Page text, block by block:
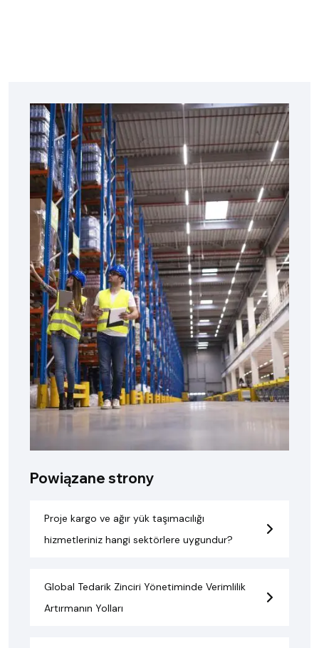
Powiązane strony
Proje kargo ve ağır yük taşımacılığı
hizmetleriniz hangi sektörlere uygundur?
Global Tedarik Zinciri Yönetiminde Verimlilik
Artırmanın Yolları